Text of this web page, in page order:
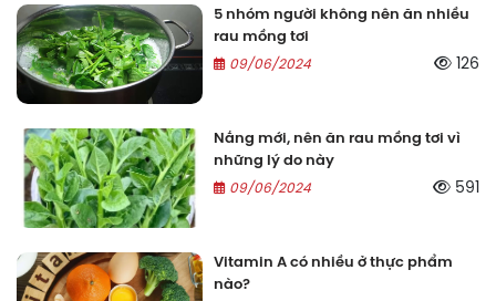
5 nhóm người không nên ăn nhiều
rau mồng tơi
09/06/2024
126
Nắng mới, nên ăn rau mồng tơi vì
những lý do này
09/06/2024
591
Vitamin A có nhiều ở thực phẩm
nào?